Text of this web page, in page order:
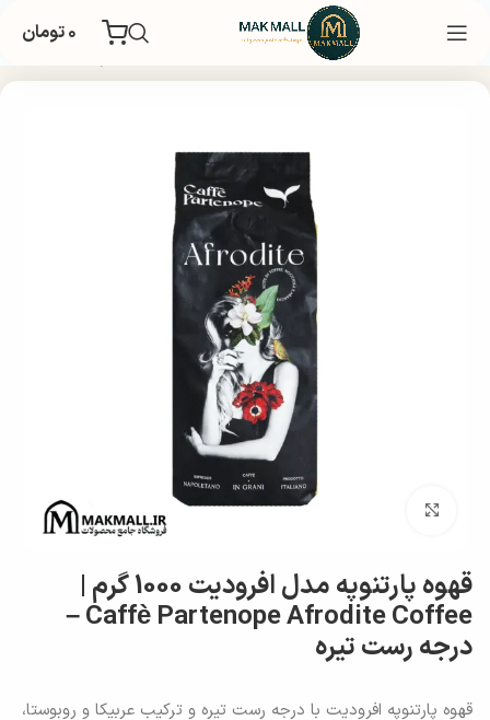
۰تومان
دانه قهوه
برای بزرگنمایی کلیک کنید
قهوه پارتنوپه مدل افرودیت 1000 گرم |
Caffè Partenope Afrodite Coffee –
درجه رست تیره
قهوه پارتنوپه افرودیت با درجه رست تیره و ترکیب عربیکا و روبوستا،